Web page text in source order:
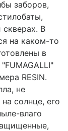
заборов,
В
на каком-то
в
RESIN.
не
солнце, его
влаго